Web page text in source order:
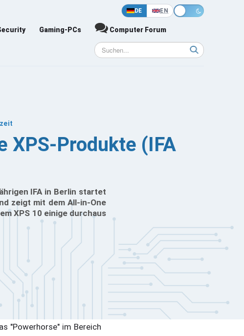
DE EN
Gaming-PCs Computer Forum
XPS-Produkte (IFA
IFA in Berlin startet
zeigt mit dem All-in-One
XPS 10 einige durchaus
"Powerhorse" im Bereich